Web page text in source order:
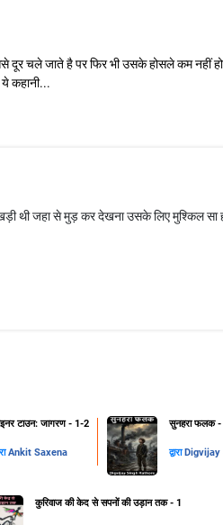
दूर चले जाते है पर फिर भी उसके होसले कम नहीं
कहानी...
थी जहा से मुड़ कर देखना उसके लिए मुश्किल सा
टाउन: जागरण - 1-2
Ankit Saxena
सुनहरा फलक -
द्वारा Digvijay
कुरिवाज की केद से सपनों की उड़ान तक - 1